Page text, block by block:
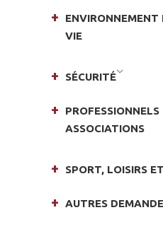
ENVIRONNEMENT
VIE
SÉCURITÉ
PROFESSIONNELS
ASSOCIATIONS
SPORT, LOISIRS
AUTRES